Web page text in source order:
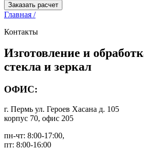
Заказать расчет
Главная /
Контакты
Изготовление и
стекла и зеркал
ОФИС:
г. Пермь ул. Героев Хасана д. 105
корпус 70, офис 205
пн-чт: 8:00-17:00,
пт: 8:00-16:00